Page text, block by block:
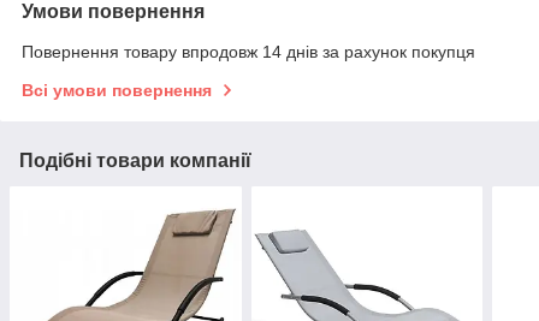
Умови повернення
Повернення товару впродовж 14 днів за рахунок покупця
Всі умови повернення
Подібні товари компанії